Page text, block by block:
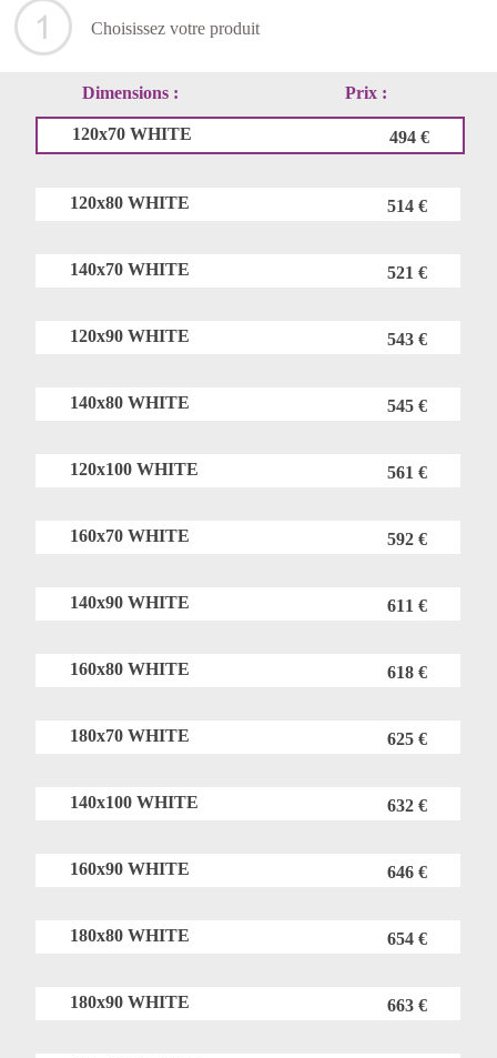
Choisissez votre produit
Dimensions : Prix :
120x70 WHITE 494 €
120x80 WHITE 514 €
140x70 WHITE 521 €
120x90 WHITE 543 €
140x80 WHITE 545 €
120x100 WHITE 561 €
160x70 WHITE 592 €
140x90 WHITE 611 €
160x80 WHITE 618 €
180x70 WHITE 625 €
140x100 WHITE 632 €
160x90 WHITE 646 €
180x80 WHITE 654 €
180x90 WHITE 663 €